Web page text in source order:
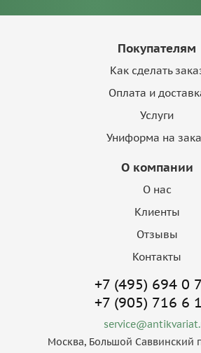
Покупателям
Как сделать
Оплата и
Услуги
Униформа на
О компании
О нас
Клиенты
Отзывы
Контакты
+7 (495) 694 0
+7 (905) 716 6
Москва, Большой Саввинский